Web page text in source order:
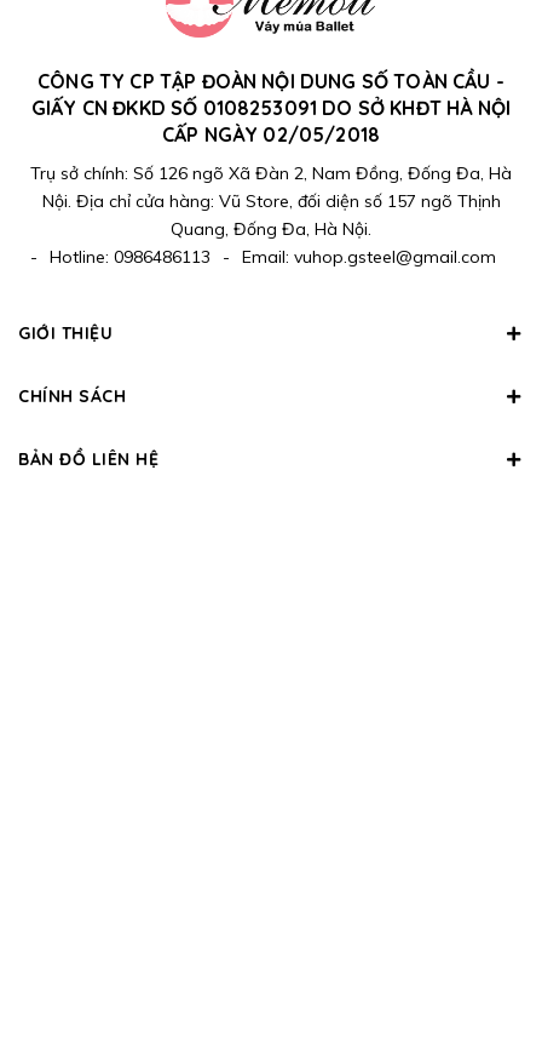
CÔNG TY CP TẬP ĐOÀN NỘI DUNG SỐ TOÀN CẦU -
GIẤY CN ĐKKD SỐ 0108253091 DO SỞ KHĐT HÀ NỘI
CẤP NGÀY 02/05/2018
Trụ sở chính: Số 126 ngõ Xã Đàn 2, Nam Đồng, Đống Đa, Hà
Nội. Địa chỉ cửa hàng: Vũ Store, đối diện số 157 ngõ Thịnh
Quang, Đống Đa, Hà Nội.
-
Hotline: 0986486113 - Email: vuhop.gsteel@gmail.com
GIỚI THIỆU
CHÍNH SÁCH
BẢN ĐỒ LIÊN HỆ